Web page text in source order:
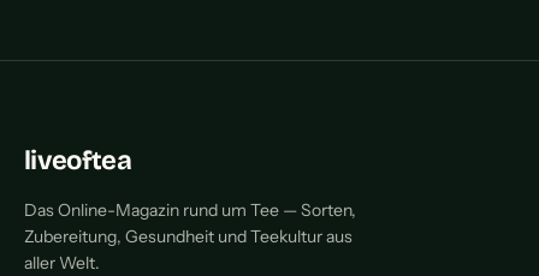
liveoftea
Das Online-Magazin rund um Tee — Sorten,
Zubereitung, Gesundheit und Teekultur aus
aller Welt.